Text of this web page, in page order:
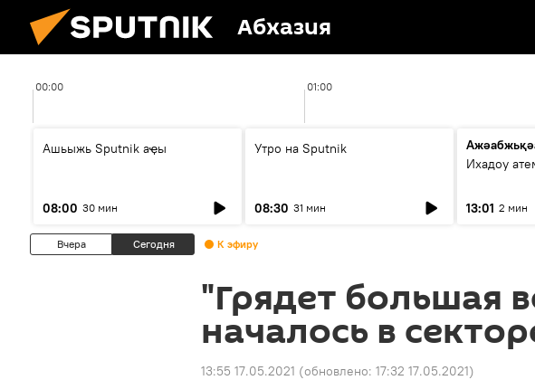
Абхазия
00:00 01:00
Ашьыжь Sputnik аҿы
08:00 30 мин
Утро на Sputnik
08:30 31 мин
Ихадоу
13:01 2 мин
Вчера Сегодня К эфиру
"Грядет большая
началось в
13:55 17.05.2021 (обновлено: 17:32 17.05.2021)